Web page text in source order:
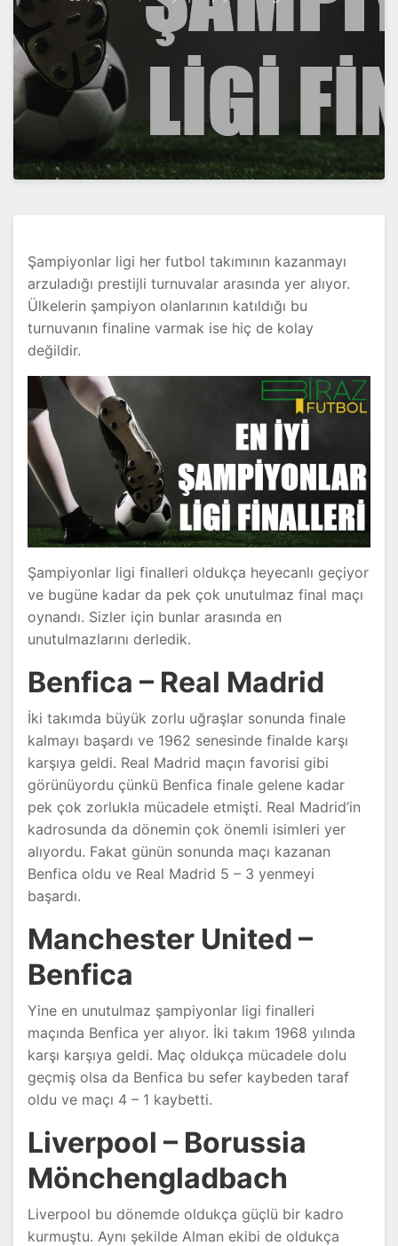
Şampiyonlar ligi her futbol takımının kazanmayı
arzuladığı prestijli turnuvalar arasında yer alıyor.
Ülkelerin şampiyon olanlarının katıldığı bu
turnuvanın finaline varmak ise hiç de kolay
değildir.
Şampiyonlar ligi finalleri oldukça heyecanlı geçiyor
ve bugüne kadar da pek çok unutulmaz final maçı
oynandı. Sizler için bunlar arasında en
unutulmazlarını derledik.
Benfica – Real Madrid
İki takımda büyük zorlu uğraşlar sonunda finale
kalmayı başardı ve 1962 senesinde finalde karşı
karşıya geldi. Real Madrid maçın favorisi gibi
görünüyordu çünkü Benfica finale gelene kadar
pek çok zorlukla mücadele etmişti. Real Madrid’in
kadrosunda da dönemin çok önemli isimleri yer
alıyordu. Fakat günün sonunda maçı kazanan
Benfica oldu ve Real Madrid 5 – 3 yenmeyi
başardı.
Manchester United –
Benfica
Yine en unutulmaz şampiyonlar ligi finalleri
maçında Benfica yer alıyor. İki takım 1968 yılında
karşı karşıya geldi. Maç oldukça mücadele dolu
geçmiş olsa da Benfica bu sefer kaybeden taraf
oldu ve maçı 4 – 1 kaybetti.
Liverpool – Borussia
Mönchengladbach
Liverpool bu dönemde oldukça güçlü bir kadro
kurmuştu. Aynı şekilde Alman ekibi de oldukça